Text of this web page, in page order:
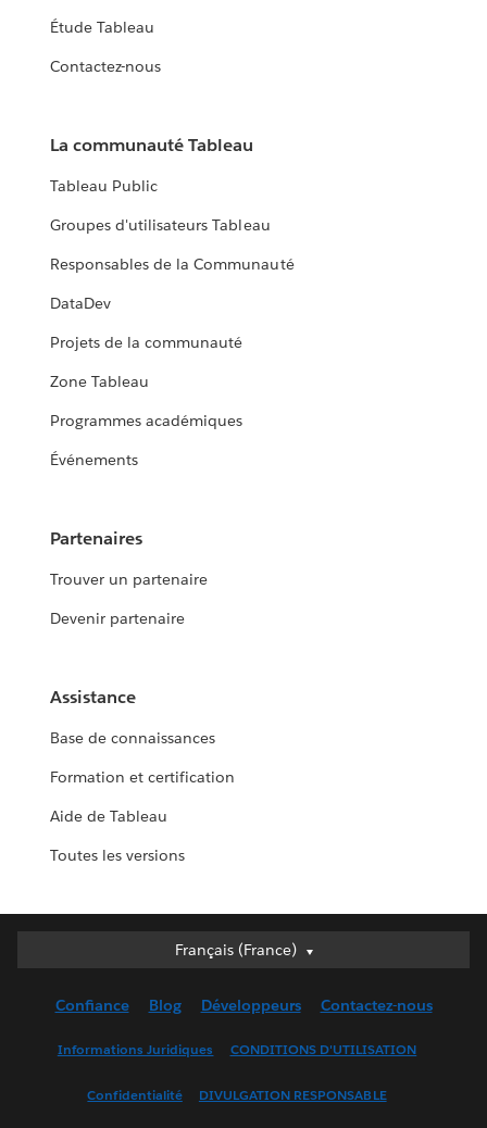
Étude Tableau
Contactez-nous
La communauté Tableau
Tableau Public
Groupes d'utilisateurs Tableau
Responsables de la Communauté
DataDev
Projets de la communauté
Zone Tableau
Programmes académiques
Événements
Partenaires
Trouver un partenaire
Devenir partenaire
Assistance
Base de connaissances
Formation et certification
Aide de Tableau
Toutes les versions
Français (France)
Français (France)
English (UK)
Français (Canada)
Confiance Blog Développeurs Contactez-nous
Informations Juridiques CONDITIONS D'UTILISATION
Confidentialité DIVULGATION RESPONSABLE